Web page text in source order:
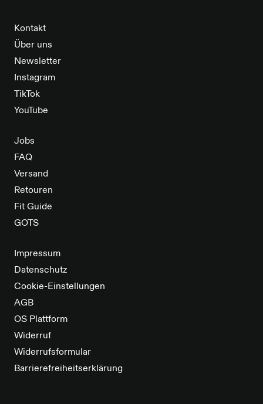
Kontakt
Über uns
Newsletter
Instagram
TikTok
YouTube
Jobs
FAQ
Versand
Retouren
Fit Guide
GOTS
Impressum
Datenschutz
Cookie-Einstellungen
AGB
OS Plattform
Widerruf
Widerrufsformular
Barrierefreiheitserklärung